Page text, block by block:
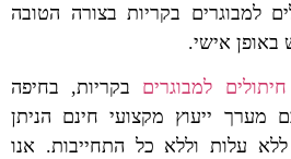
למבוגרים בקריות בצורה הטובה
אישי.
למבוגרים בקריות, בחיפה
מערך ייעוץ מקצועי חינם הניתן
עלות וללא כל התחייבות. אנו